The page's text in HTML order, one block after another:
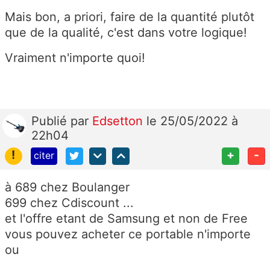
Mais bon, a priori, faire de la quantité plutôt
que de la qualité, c'est dans votre logique!
Vraiment n'importe quoi!
Publié par Edsetton le 25/05/2022 à
22h04
!
citer + -
à 689 chez Boulanger
699 chez Cdiscount ...
et l'offre etant de Samsung et non de Free
vous pouvez acheter ce portable n'importe
ou